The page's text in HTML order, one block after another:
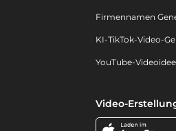
Firmennamen
KI-TikTok-Video-
YouTube-
Video-